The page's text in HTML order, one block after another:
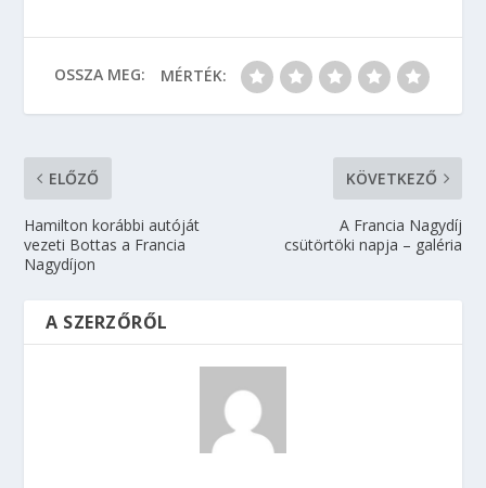
OSSZA MEG: MÉRTÉK:
ELŐZŐ
Hamilton korábbi autóját
vezeti Bottas a Francia
Nagydíjon
KÖVETKEZŐ
A Francia Nagydíj
csütörtöki napja – galéria
A SZERZŐRŐL